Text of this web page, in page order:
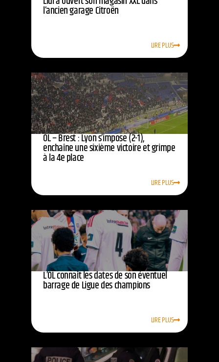
l’ancien garage Citroën
LIRE PLUS
OL – Brest : Lyon s’impose (2-1),
enchaîne une sixième victoire et grimpe
à la 4e place
LIRE PLUS
L’OL connaît les dates de son éventuel
barrage de Ligue des champions
LIRE PLUS